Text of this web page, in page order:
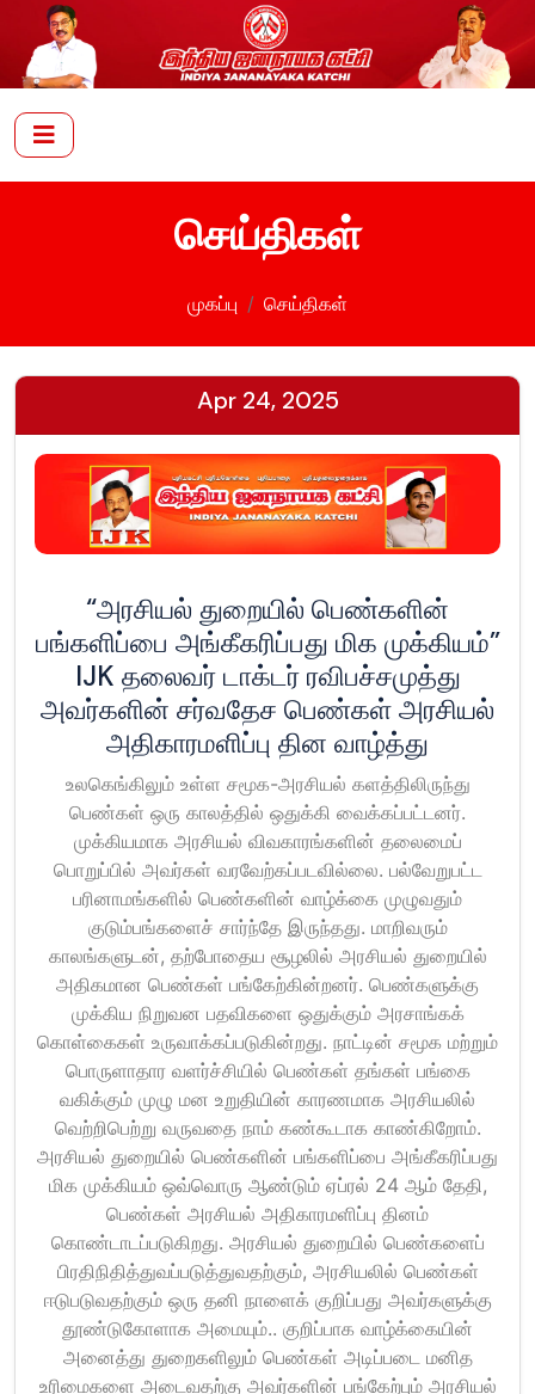
செய்திகள்
முகப்பு செய்திகள்
Apr 24, 2025
“அரசியல் துறையில் பெண்களின்
பங்களிப்பை அங்கீகரிப்பது மிக முக்கியம்”
IJK தலைவர் டாக்டர் ரவிபச்சமுத்து
அவர்களின் சர்வதேச பெண்கள் அரசியல்
அதிகாரமளிப்பு தின வாழ்த்து
உலகெங்கிலும் உள்ள சமூக-அரசியல் களத்திலிருந்து
பெண்கள் ஒரு காலத்தில் ஒதுக்கி வைக்கப்பட்டனர்.
முக்கியமாக அரசியல் விவகாரங்களின் தலைமைப்
பொறுப்பில் அவர்கள் வரவேற்கப்படவில்லை. பல்வேறுபட்ட
பரினாமங்களில் பெண்களின் வாழ்க்கை முழுவதும்
குடும்பங்களைச் சார்ந்தே இருந்தது. மாறிவரும்
காலங்களுடன், தற்போதைய சூழலில் அரசியல் துறையில்
அதிகமான பெண்கள் பங்கேற்கின்றனர். பெண்களுக்கு
முக்கிய நிறுவன பதவிகளை ஒதுக்கும் அரசாங்கக்
கொள்கைகள் உருவாக்கப்படுகின்றது. நாட்டின் சமூக மற்றும்
பொருளாதார வளர்ச்சியில் பெண்கள் தங்கள் பங்கை
வகிக்கும் முழு மன உறுதியின் காரணமாக அரசியலில்
வெற்றிபெற்று வருவதை நாம் கண்கூடாக காண்கிறோம்.
அரசியல் துறையில் பெண்களின் பங்களிப்பை அங்கீகரிப்பது
மிக முக்கியம் ஒவ்வொரு ஆண்டும் ஏப்ரல் 24 ஆம் தேதி,
பெண்கள் அரசியல் அதிகாரமளிப்பு தினம்
கொண்டாடப்படுகிறது. அரசியல் துறையில் பெண்களைப்
பிரதிநிதித்துவப்படுத்துவதற்கும், அரசியலில் பெண்கள்
ஈடுபடுவதற்கும் ஒரு தனி நாளைக் குறிப்பது அவர்களுக்கு
தூண்டுகோளாக அமையும்.. குறிப்பாக வாழ்க்கையின்
அனைத்து துறைகளிலும் பெண்கள் அடிப்படை மனித
உரிமைகளை அடைவதற்கு அவர்களின் பங்கேற்பும் அரசியல்